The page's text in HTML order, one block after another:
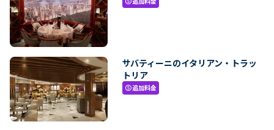
サバティーニのイタリアン・トラッ
トリア
paid追加料金